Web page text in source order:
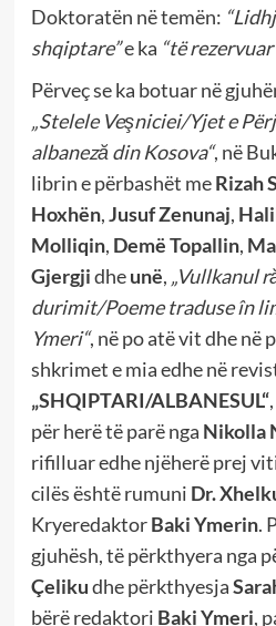
Doktoratën në temën:
shqiptare”e ka “të
Përveç se ka botuar në
„Stelele Veşniciei/Yjet e
albaneză din Kosova“, në
librin e përbashët meRizah
Hoxhën,Jusuf Zenunaj,
Molliqin, Demë Topallin,
Gjergjidheunë, „Vullkanul
durimit/Poeme traduse în
Ymeri“, në po atë vit dhe në
shkrimet e mia edhe në
„SHQIPTARI/ALBANESUL“
për herë të parë nga Nikolla
rifilluar edhe njëherë prej
cilës është rumuni Dr.
KryeredaktorBaki Ymerin.
gjuhësh, të përkthyera nga
Çelikudhe përkthyesja
bërë redaktori Baki Ymeri,